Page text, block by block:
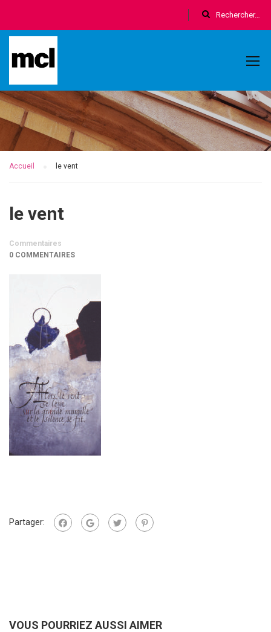
Accueil le vent
le vent
Commentaires
0 COMMENTAIRES
Partager:
VOUS POURRIEZ AUSSI AIMER